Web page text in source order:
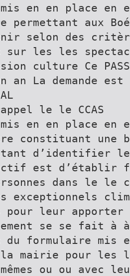
en en place en
permettant aux
selon des
sur les les
culture Ce
an La demande est
le le CCAS
en en place en
constituant une
d’identifier
est d’établir
dans le le
exceptionnels
pour leur
se se fait
du formulaire
mairie pour les
ou ou avec